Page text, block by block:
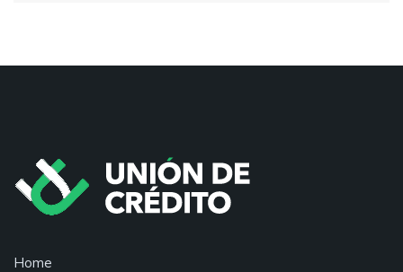
Home